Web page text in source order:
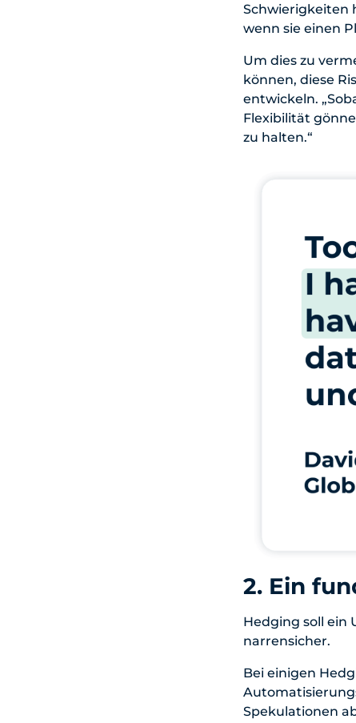
Schwierigkeiten
wenn sie einen
Um dies zu
können, diese
entwickeln.
Flexibilität
zu halten.“
2. Ein
Hedging soll ein
narrensicher.
Bei einigen
Spekulationen